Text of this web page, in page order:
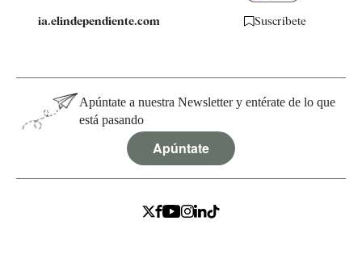
ia.elindependiente.com Suscríbete
Apúntate a nuestra Newsletter y entérate de lo que
está pasando
Apúntate